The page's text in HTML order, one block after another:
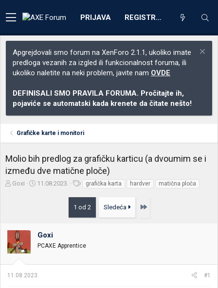
PRIJAVA REGISTRACIJA
Apgrejdovali smo forum na XenForo 2.1.1, ukoliko imate
predloga vezanih za izgled ili funkcionalnost foruma, ili
ukoliko naletite na neki problem, javite nam OVDE
DEFINISALI SMO PRAVILA FORUMA. Pročitajte ih,
pojaviće se automatski kada krenete da čitate nešto!
Grafičke karte i monitori
Molio bih predlog za grafičku karticu (a dvoumim se i
između dve matične ploče)
Z
k
t
e
Goxi
D
o
k
a
11.08.2023.
a
k
grafička karta hardver matična ploča
1 od 2 Sledeća Poslednja
Goxi
PCAXE Apprentice
11.08.2023. #1